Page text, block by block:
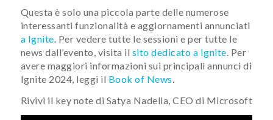
Questa è solo una piccola parte delle numerose
interessanti funzionalità e aggiornamenti annunciati
a Ignite. Per vedere tutte le sessioni e per tutte le
news dall’evento, visita il sito dedicato a Ignite. Per
avere maggiori informazioni sui principali annunci di
Ignite 2024, leggi il Book of News.
Rivivi il key note di Satya Nadella, CEO di Microsoft